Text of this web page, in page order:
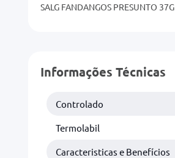
SALG FANDANGOS PRESUNTO 37G
Informações Técnicas
Controlado
Termolabil
Caracteristicas e Benefícios